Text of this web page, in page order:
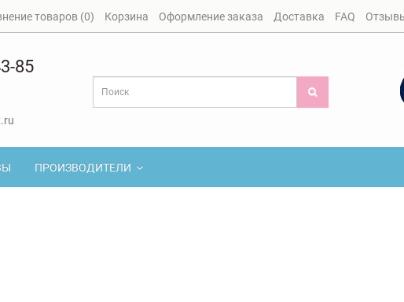
товаров (0) Корзина Оформление заказа Доставка FAQ
85
ПРОИЗВОДИТЕЛИ